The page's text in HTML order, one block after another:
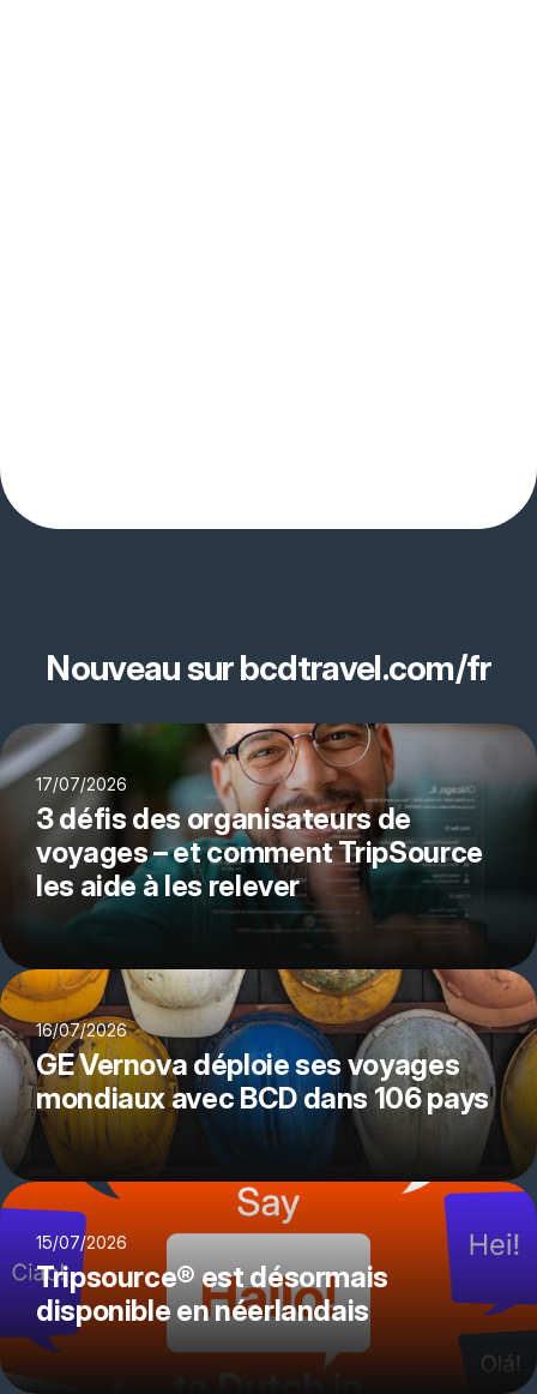
Nouveau sur bcdtravel.com/fr
17/07/2026
3 défis des organisateurs de
voyages – et comment TripSource
les aide à les relever
16/07/2026
GE Vernova déploie ses voyages
mondiaux avec BCD dans 106 pays
15/07/2026
Tripsource® est désormais
disponible en néerlandais